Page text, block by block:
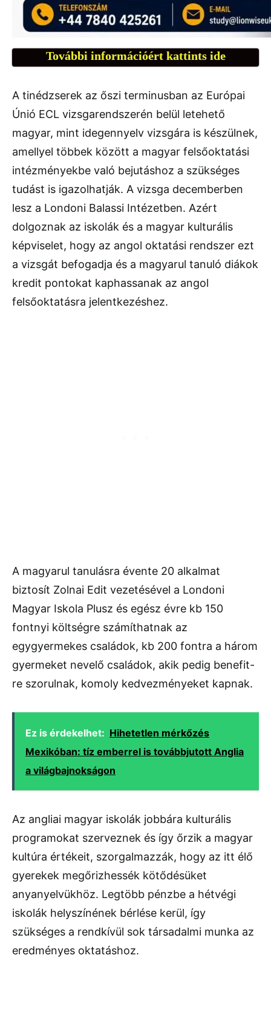
További információért kattints ide
A tinédzserek az őszi terminusban az Európai
Únió ECL vizsgarendszerén belül letehető
magyar, mint idegennyelv vizsgára is készülnek,
amellyel többek között a magyar felsőoktatási
intézményekbe való bejutáshoz a szükséges
tudást is igazolhatják. A vizsga decemberben
lesz a Londoni Balassi Intézetben. Azért
dolgoznak az iskolák és a magyar kulturális
képviselet, hogy az angol oktatási rendszer ezt
a vizsgát befogadja és a magyarul tanuló diákok
kredit pontokat kaphassanak az angol
felsőoktatásra jelentkezéshez.
A magyarul tanulásra évente 20 alkalmat
biztosít Zolnai Edit vezetésével a Londoni
Magyar Iskola Plusz és egész évre kb 150
fontnyi költségre számíthatnak az
egygyermekes családok, kb 200 fontra a három
gyermeket nevelő családok, akik pedig benefit-
re szorulnak, komoly kedvezményeket kapnak.
Ez is érdekelhet: Hihetetlen mérkőzés
Mexikóban: tíz emberrel is továbbjutott Anglia
a világbajnokságon
Az angliai magyar iskolák jobbára kulturális
programokat szerveznek és így őrzik a magyar
kultúra értékeit, szorgalmazzák, hogy az itt élő
gyerekek megőrizhessék kötődésüket
anyanyelvükhöz. Legtöbb pénzbe a hétvégi
iskolák helyszínének bérlése kerül, így
szükséges a rendkívül sok társadalmi munka az
eredményes oktatáshoz.